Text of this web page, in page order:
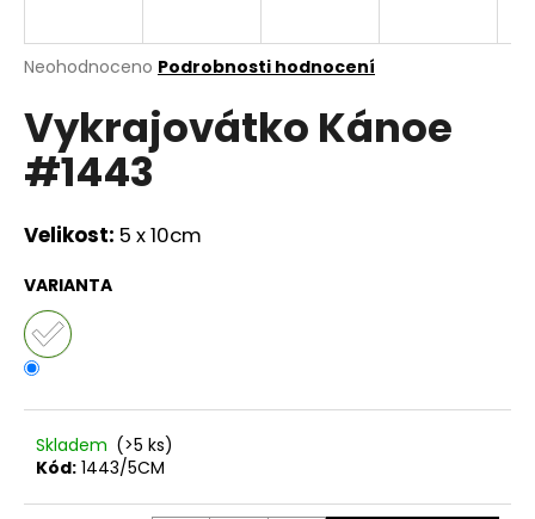
Průměrné
produktu
je
0,0
z
hvězdiček.
Neohodnoceno Podrobnosti hodnocení
Vykrajovátko Kánoe
#1443
Velikost: 5 x 10cm
VARIANTA
Skladem (>5 ks)
Kód: 1443/5CM
j
t
?
D
o
p
o
u